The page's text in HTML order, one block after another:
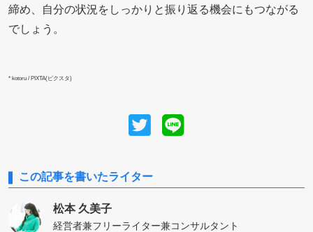
締め、自分の状況をしっかりと振り返る機会にもつながる
でしょう。
* kotoru / PIXTA(ピクスタ)
この記事を書いたライター
松本 久美子
経営者兼フリーライター兼コンサルタント